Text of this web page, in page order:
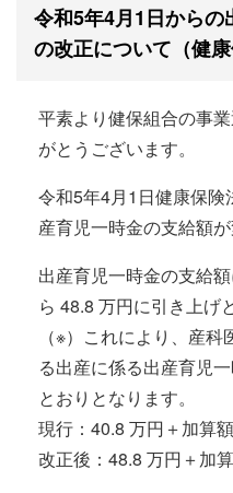
令和5年4月1日から
の改正について（健康
平素より健保組合の事
がとうございます。
令和5年4月1日健康保険
産育児一時金の支給額が
出産育児一時金の支給
ら 48.8 万円に引き上げ
（※）これにより、産
る出産に係る出産育児
とおりとなります。
現行：40.8 万円＋加算
改正後：48.8 万円＋加